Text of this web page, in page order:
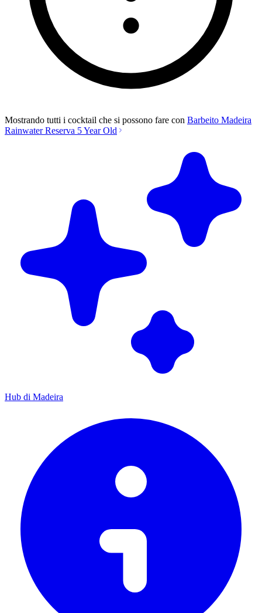
Mostrando tutti i cocktail che si possono fare con Barbeito Madeira
Rainwater Reserva 5 Year Old
Hub di Madeira